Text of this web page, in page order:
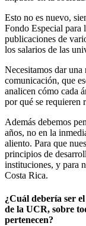
Esto no es nuevo,
Fondo Especial para
publicaciones de
los salarios de las
Necesitamos dar una
comunicación, que
analicen cómo cada
por qué se requieren
Además debemos
años, no en la
aliento. Para que
principios de
instituciones, y para
Costa Rica.
¿Cuál debería ser
de la UCR, sobre
pertenecen?